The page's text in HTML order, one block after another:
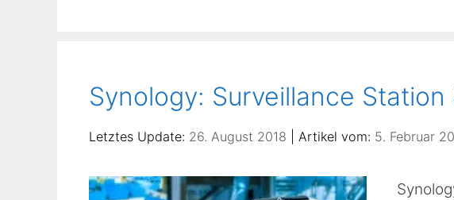
Synology: Surveillance
26. August 2018 5. Februar